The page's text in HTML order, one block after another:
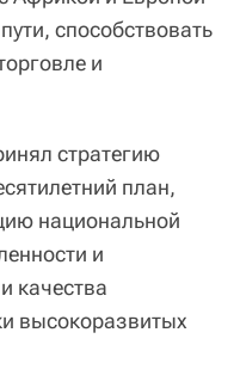
способствовать
и
стратегию
план,
национальной
и
качества
высокоразвитых